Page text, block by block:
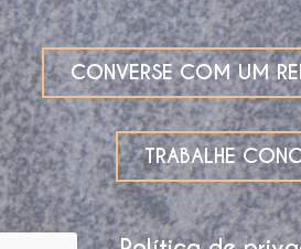
CONVERSE COM UM
TRABALHE